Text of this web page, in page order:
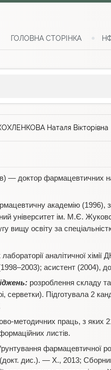
ГОЛОВНА СТОРІНКА
Наталя Вікторівна
— доктор фармацевтичних
академію (1996),
університет ім. М.Є.
вищу освіту за
лабораторії аналітичної
асистент (2004),
розроблення складу
серветки). Підготувала 2
методичних праць, з
листів.
фармацевтичної
дис.). — Х., 2013;